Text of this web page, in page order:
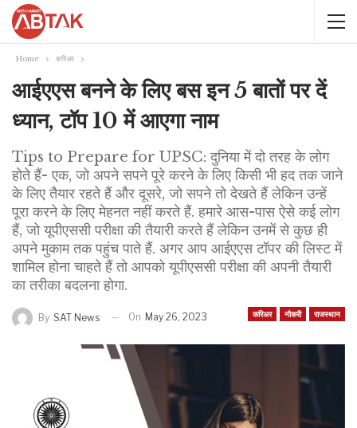
Home करिअर
आईएएस बनने के लिए बस इन 5 बातों पर दें
ध्यान, टॉप 10 में आएगा नाम
Tips to Prepare for UPSC: दुनिया में दो तरह के लोग
होते हैं- एक, जो अपने सपने पूरे करने के लिए किसी भी हद तक जाने
के लिए तैयार रहते हैं और दूसरे, जो सपने तो देखते हैं लेकिन उन्हें
पूरा करने के लिए मेहनत नहीं करते हैं. हमारे आस-पास ऐसे कई लोग
हैं, जो यूपीएससी परीक्षा की तैयारी करते हैं लेकिन उनमें से कुछ ही
अपने मुकाम तक पहुंच पाते हैं. अगर आप आईएएस टॉपर की लिस्ट में
शामिल होना चाहते हैं तो आपको यूपीएससी परीक्षा की अपनी तैयारी
का तरीका बदलना होगा.
करिअर नौकरी राजस्थान
By SAT News On May 26, 2023